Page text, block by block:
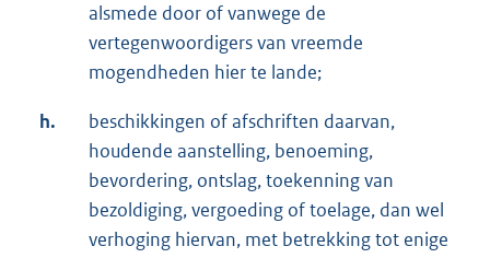
alsmede door of vanwege de
vertegenwoordigers van vreemde
mogendheden hier te lande;
h.
beschikkingen of afschriften daarvan,
houdende aanstelling, benoeming,
bevordering, ontslag, toekenning van
bezoldiging, vergoeding of toelage, dan wel
verhoging hiervan, met betrekking tot enige